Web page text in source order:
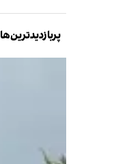
پربازدیدترین‌ها